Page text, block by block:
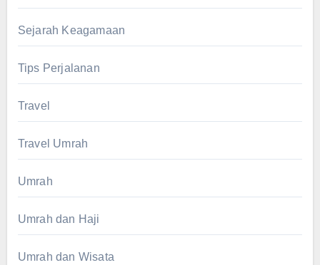
Sejarah Keagamaan
Tips Perjalanan
Travel
Travel Umrah
Umrah
Umrah dan Haji
Umrah dan Wisata